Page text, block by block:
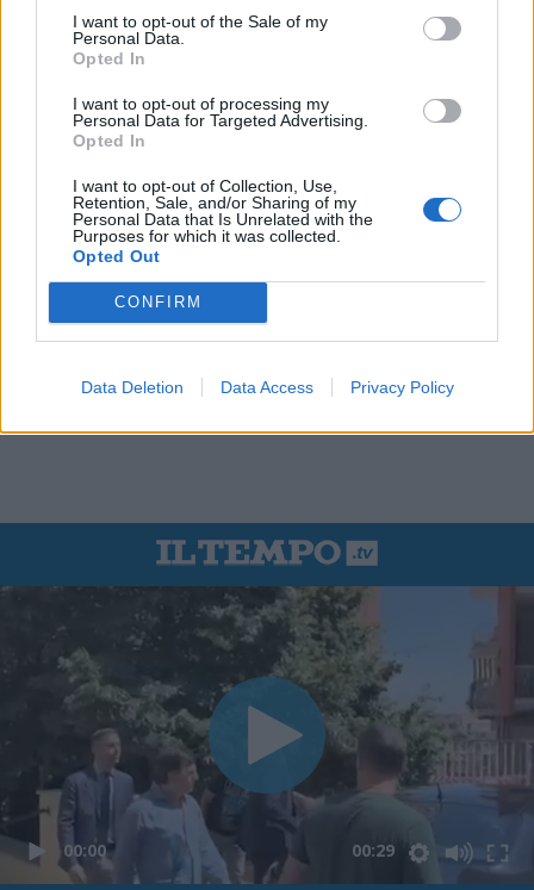
I want to opt-out of the Sale of my
Personal Data.
Opted In
I want to opt-out of processing my
Personal Data for Targeted Advertising.
Opted In
I want to opt-out of Collection, Use,
Retention, Sale, and/or Sharing of my
Personal Data that Is Unrelated with the
Purposes for which it was collected.
Opted Out
CONFIRM
Data Deletion Data Access Privacy Policy
00:00 00:29